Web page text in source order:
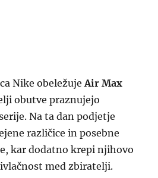
Nike obeležujeAir Max
obutve praznujejo
Na ta dan podjetje
različice in posebne
kar dodatno krepi njihovo
med zbiratelji.